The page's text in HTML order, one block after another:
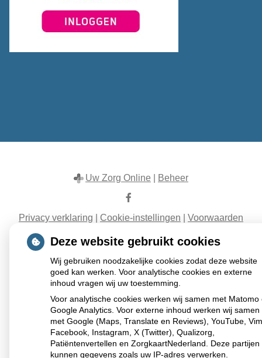
Uw Zorg Online
Beheer
facebook
Privacy verklaring Cookie-instellingen Voorwaarden
Deze website gebruikt cookies
Wij gebruiken noodzakelijke cookies zodat deze website
goed kan werken. Voor analytische cookies en externe
inhoud vragen wij uw toestemming.
Voor analytische cookies werken wij samen met Matomo
Google Analytics. Voor externe inhoud werken wij samen
met Google (Maps, Translate en Reviews), YouTube,
Facebook, Instagram, X (Twitter), Qualizorg,
Patiëntenvertellen en ZorgkaartNederland. Deze partijen
kunnen gegevens zoals uw IP-adres verwerken.